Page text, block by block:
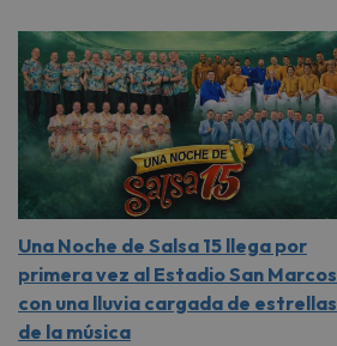
Una Noche de Salsa 15 llega por
primera vez al Estadio San Marcos
con una lluvia cargada de estrellas
de la música